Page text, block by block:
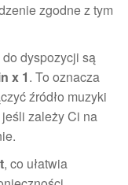
zgodne z tym
dyspozycji są
x 1. To oznacza
źródło muzyki
zależy Ci na
, co ułatwia